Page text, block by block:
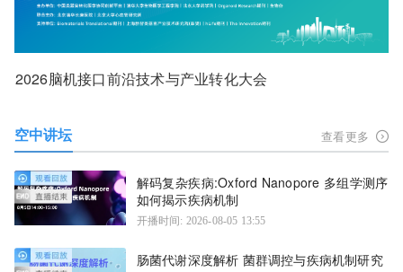
2026脑机接口前沿技术与产业转化大会
空中讲坛 查看更多
解码复杂疾病:Oxford Nanopore 多组学测序
如何揭示疾病机制
开播时间: 2026-08-05 13:55
肠菌代谢深度解析 菌群调控与疾病机制研究